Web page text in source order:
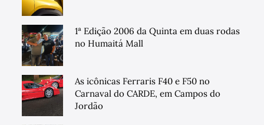
1ª Edição 2006 da Quinta em duas rodas
no Humaitá Mall
As icônicas Ferraris F40 e F50 no
Carnaval do CARDE, em Campos do
Jordão